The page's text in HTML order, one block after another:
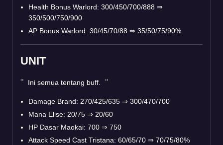
Health Bonus Warlord: 300/450/700/888 ⇒
350/500/750/900
AP Bonus Warlord: 30/45/70/88 ⇒ 35/50/75/90%
UNIT
Ini semua tentang buff.
Damage Brand: 270/425/635 ⇒ 300/470/700
Mana Elise: 20/75 ⇒ 20/60
HP Dasar Maokai: 700 ⇒ 750
Attack Speed Cast Tristana: 60/65/70 ⇒ 70/75/80%